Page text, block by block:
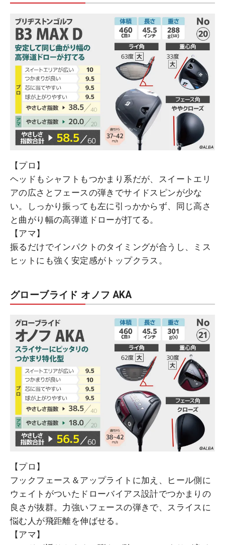
【プロ】
ヘッドもシャフトもつかまり系だが、スイートエリ
アの広さとフェースの弾きでサイドスピンが少な
い。しっかり振っても左に引っかからず、同じ高さ
と曲がり幅の高弾道ドローが打てる。
【アマ】
振るだけでインパクトのタイミングが合うし、ミス
ヒットにも強く安定感がトップクラス。
グローブライド オノフ AKA
【プロ】
フックフェース＆アップライトに加え、ヒール側に
ウェイトがついたドローバイアス設計でつかまりの
良さが抜群。力強いフェースの弾きで、スライスに
悩む人が飛距離を伸ばせる。
【アマ】